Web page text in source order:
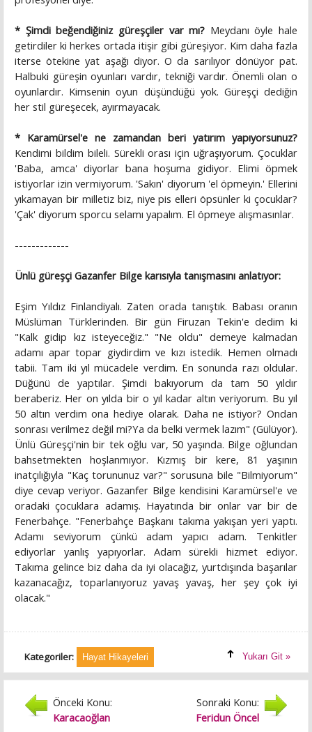
* Şimdi beğendiğiniz güreşçiler var mı? Meydanı öyle hale
getirdiler ki herkes ortada itişir gibi güreşiyor. Kim daha fazla
iterse ötekine yat aşağı diyor. O da sarılıyor dönüyor pat.
Halbuki güreşin oyunları vardır, tekniği vardır. Önemli olan o
oyunlardır. Kimsenin oyun düşündüğü yok. Güreşçi dediğin
her stil güreşecek, ayırmayacak.
* Karamürsel'e ne zamandan beri yatırım yapıyorsunuz?
Kendimi bildim bileli. Sürekli orası için uğraşıyorum. Çocuklar
'Baba, amca' diyorlar bana hoşuma gidiyor. Elimi öpmek
istiyorlar izin vermiyorum. 'Sakın' diyorum 'el öpmeyin.' Ellerini
yıkamayan bir milletiz biz, niye pis elleri öpsünler ki çocuklar?
'Çak' diyorum sporcu selamı yapalım. El öpmeye alışmasınlar.
-------------
Ünlü güreşçi Gazanfer Bilge karısıyla tanışmasını anlatıyor:
Eşim Yıldız Finlandiyalı. Zaten orada tanıştık. Babası oranın
Müslüman Türklerinden. Bir gün Firuzan Tekin'e dedim ki
"Kalk gidip kız isteyeceğiz." "Ne oldu" demeye kalmadan
adamı apar topar giydirdim ve kızı istedik. Hemen olmadı
tabii. Tam iki yıl mücadele verdim. En sonunda razı oldular.
Düğünü de yaptılar. Şimdi bakıyorum da tam 50 yıldır
beraberiz. Her on yılda bir o yıl kadar altın veriyorum. Bu yıl
50 altın verdim ona hediye olarak. Daha ne istiyor? Ondan
sonrası verilmez değil mi?Ya da belki vermek lazım" (Gülüyor).
Ünlü Güreşçi'nin bir tek oğlu var, 50 yaşında. Bilge oğlundan
bahsetmekten hoşlanmıyor. Kızmış bir kere, 81 yaşının
inatçılığıyla "Kaç torununuz var?" sorusuna bile "Bilmiyorum"
diye cevap veriyor. Gazanfer Bilge kendisini Karamürsel'e ve
oradaki çocuklara adamış. Hayatında bir onlar var bir de
Fenerbahçe. "Fenerbahçe Başkanı takıma yakışan yeri yaptı.
Adamı seviyorum çünkü adam yapıcı adam. Tenkitler
ediyorlar yanlış yapıyorlar. Adam sürekli hizmet ediyor.
Takıma gelince biz daha da iyi olacağız, yurtdışında başarılar
kazanacağız, toparlanıyoruz yavaş yavaş, her şey çok iyi
olacak."
Kategoriler: Hayat Hikayeleri Yukarı Git »
Önceki Konu:
Karacaoğlan
Sonraki Konu:
Feridun Öncel